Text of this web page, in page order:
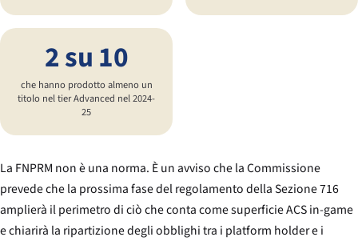
2 su 10
che hanno prodotto almeno un
titolo nel tier Advanced nel 2024-
25
La FNPRM non è una norma. È un avviso che la Commissione
prevede che la prossima fase del regolamento della Sezione 716
amplierà il perimetro di ciò che conta come superficie ACS in-game
e chiarirà la ripartizione degli obblighi tra i platform holder e i